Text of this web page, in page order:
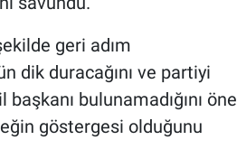
geri adım
dik duracağını ve partiyi
bulunamadığını öne
göstergesi olduğunu